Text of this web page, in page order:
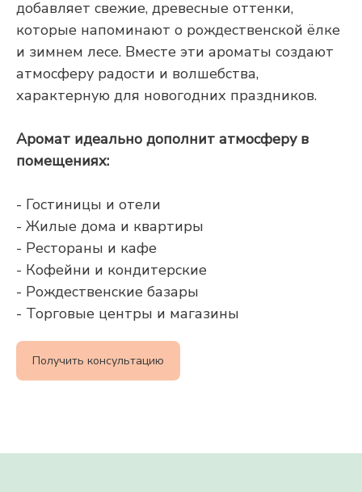
добавляет свежие, древесные оттенки,
которые напоминают о рождественской ёлке
и зимнем лесе. Вместе эти ароматы создают
атмосферу радости и волшебства,
характерную для новогодних праздников.
Аромат идеально дополнит атмосферу в
помещениях:
- Гостиницы и отели
- Жилые дома и квартиры
- Рестораны и кафе
- Кофейни и кондитерские
- Рождественские базары
- Торговые центры и магазины
Получить консультацию
8 800 500 79 01
info@aromacommunication.ru
Ароматизация воздуха
Звонок бесплатный по РФ